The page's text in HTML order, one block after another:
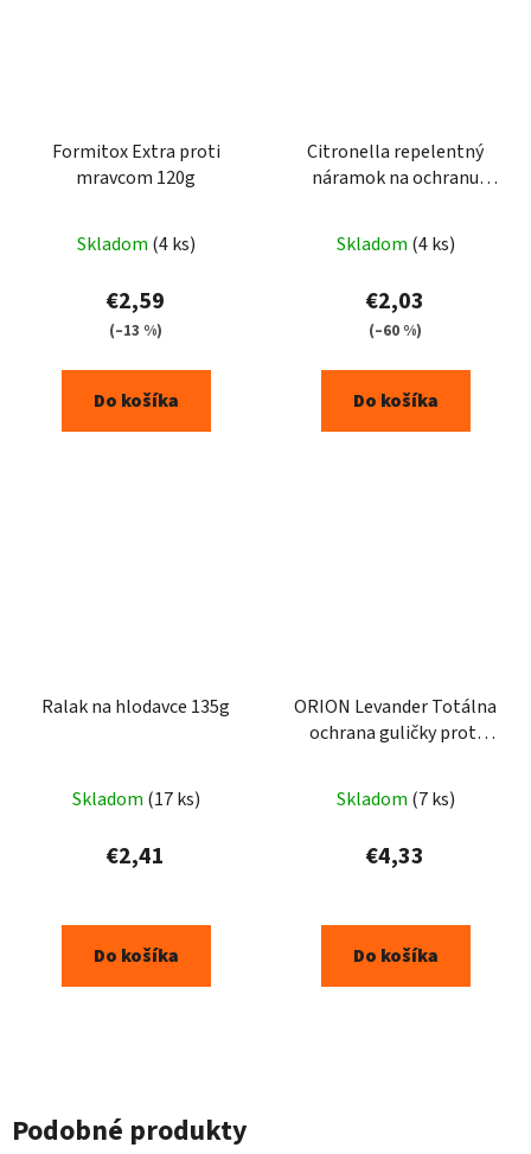
Formitox Extra proti
mravcom 120g
Skladom (4 ks)
€2,59
(–13 %)
Do košíka
Citronella repelentný
náramok na ochranu
ruzový
Skladom (4 ks)
€2,03
(–60 %)
Do košíka
Ralak na hlodavce 135g
Skladom (17 ks)
€2,41
Do košíka
ORION Levander Totálna
ochrana guličky proti
Skladom (7 ks)
€4,33
Do košíka
Podobné produkty